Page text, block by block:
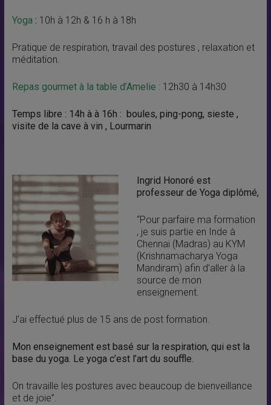
Yoga: 10h à 12h & 16 h à 18h
Pratique de respiration, travail des postures , relaxation et
méditation.
Repas gourmet à la table d’Amelie : 12h30 à 14h30
Temps libre : 14h à à 16h : boules, ping-pong, sieste ,
visite de la cave à vin , Lourmarin
Ingrid Honoré est
professeur de Yoga diplômé,
“Pour parfaire ma formation
, je suis partie en Inde à
Chennai (Madras) au KYM
(Krishnamacharya Yoga
Mandiram) afin d’aller à la
source de mon
enseignement.
J’ai effectué plus de 15 ans de post formation.
Mon enseignement est basé sur la respiration, qui est la
base du yoga. Le yoga c’est l’art du souffle.
On travaille les postures avec beaucoup de bienveillance
et de joie”.